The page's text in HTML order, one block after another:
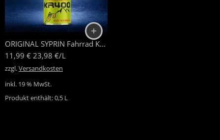
ORIGINAL SYPRIN Fahrrad Kettenreiniger
11,99 € 23,98 €/L
zzgl.Versandkosten
inkl. 19 % MwSt.
Produkt enthält: 0,5 L